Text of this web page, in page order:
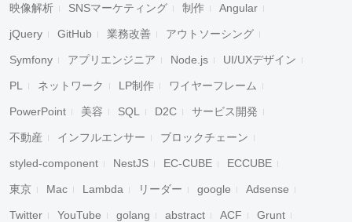
映像解析 SNSマーケティング 制作 Angular
jQuery GitHub 業務改善 アウトソーシング
Symfony アプリエンジニア Node.js UI/UXデザイン
PL ネットワーク LP制作 ワイヤーフレーム
PowerPoint 美容 SQL D2C サービス開発
不動産 インフルエンサー ブロックチェーン
styled-component NestJS EC-CUBE ECCUBE
東京 Mac Lambda リーダー google Adsense
Twitter YouTube golang abstract ACF Grunt